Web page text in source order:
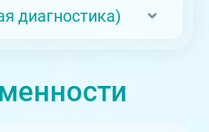
диагностика)